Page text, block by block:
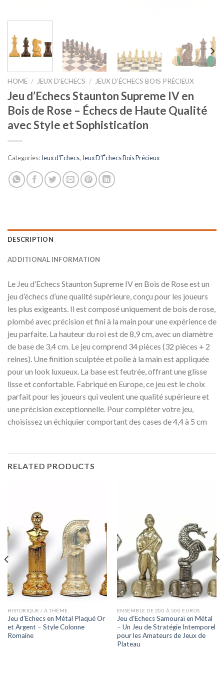
HOME / JEUX D'ECHECS / JEUX D’ÉCHECS BOIS PRÉCIEUX
Jeu d’Echecs Staunton Supreme IV en
Bois de Rose – Échecs de Haute Qualité
avec Style et Sophistication
Categories: Jeux d'Echecs, Jeux D’Échecs Bois Précieux
DESCRIPTION
ADDITIONAL INFORMATION
Le Jeu d’Echecs Staunton Supreme IV en Bois de Rose est un
jeu d’échecs d’une qualité supérieure, conçu pour les joueurs
les plus exigeants. Il est composé uniquement de bois de rose,
plombé avec précision et fini à la main pour une expérience de
jeu parfaite. La hauteur du roi est de 8,9 cm, avec un diamètre
de base de 3,4 cm. Le jeu comprend 34 pièces (32 pièces + 2
reines). Une finition sculptée et polie à la main est appliquée
pour un look luxueux. La base est feutrée, offrant une glisse
lisse et confortable. Fabriqué en Europe, ce jeu est le choix
parfait pour les joueurs qui veulent une qualité supérieure et
une précision exceptionnelle. Pour compléter votre jeu,
choisissez un échiquier comportant des cases de 4,4 à 5 cm
RELATED PRODUCTS
HISTORIQUE / A THÈME
Jeu d’Echecs en Métal Plaqué Or
et Argent – Style Colonne
Romaine
ENSEMBLE DE 200 À 500 EUROS
Jeu d’Echecs Samouraï en Métal
– Un Jeu de Stratégie Intemporel
pour les Amateurs de Jeux de
Plateau